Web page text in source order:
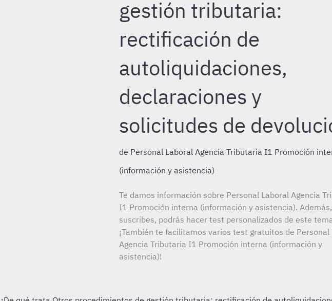
gestión tributaria:
rectificación de
autoliquidaciones,
declaraciones y
solicitudes de
de Personal Laboral Agencia Tributaria I1 Promoción
(información y asistencia)
Te damos información sobre Personal Laboral Agencia
I1 Promoción interna (información y asistencia).
suscribes, podrás hacer test personalizados de este
¡También te facilitamos varios test gratuitos de Personal
Agencia Tributaria I1 Promoción interna (información y
asistencia)!